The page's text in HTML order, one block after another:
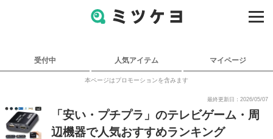
受付中 人気アイテム マイページ
本ページはプロモーションを含みます
最終更新日：2026/05/07
「安い・プチプラ」のテレビゲーム・周
辺機器で人気おすすめランキング